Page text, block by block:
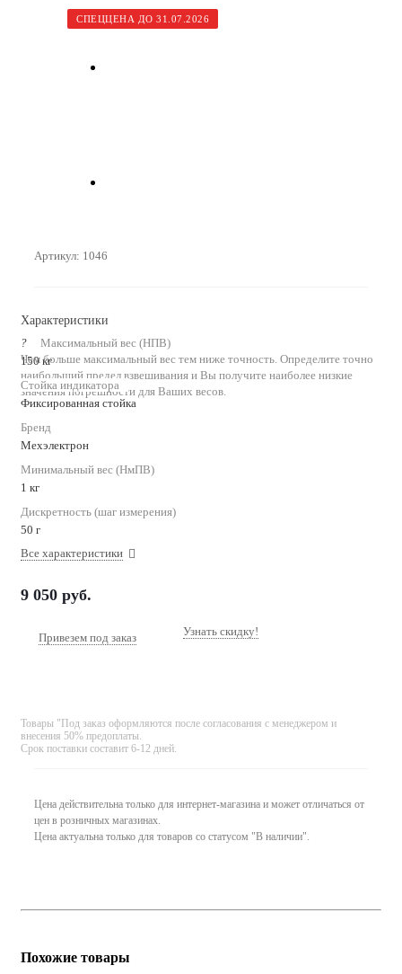
СПЕЦЦЕНА ДО 31.07.2026
Артикул: 1046
Характеристики
?
Чем больше максимальный вес тем ниже точность. Определите точно
наибольший предел взвешивания и Вы получите наиболее низкие
значения погрешности для Ваших весов.
Максимальный вес (НПВ)
150 кг
Стойка индикатора
Фиксированная стойка
Бренд
Мехэлектрон
Минимальный вес (НмПВ)
1 кг
Дискретность (шаг измерения)
50 г
Все характеристики
9 050 руб.
Привезем под заказ Узнать скидку!
Товары "Под заказ оформляются после согласования с менеджером и
внесения 50% предоплаты.
Срок поставки составит 6-12 дней.
Цена действительна только для интернет-магазина и может отличаться от
цен в розничных магазинах.
Цена актуальна только для товаров со статусом "В наличии".
Похожие товары